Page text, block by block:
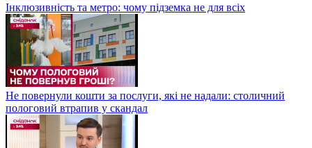
Інклюзивність та метро: чому підземка не для всіх
Не повернули кошти за послуги, які не надали: столичний
пологовий втрапив у скандал